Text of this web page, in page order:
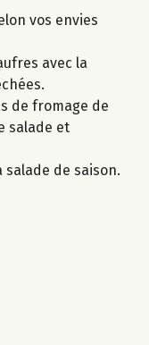
vos envies
avec la
de fromage de
salade et
de saison.